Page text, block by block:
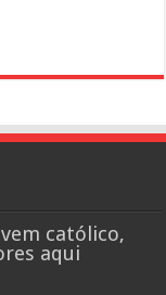
católico,
aqui